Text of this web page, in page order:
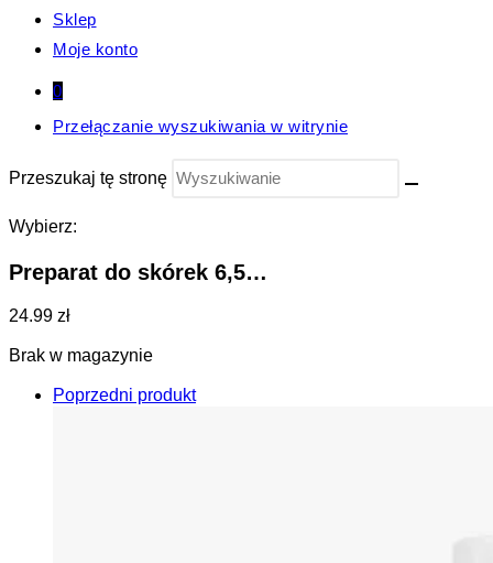
Sklep
Moje konto
0
Przełączanie wyszukiwania w witrynie
Przeszukaj tę stronę
Wybierz:
Preparat do skórek 6,5…
24.99 zł
Brak w magazynie
Poprzedni produkt